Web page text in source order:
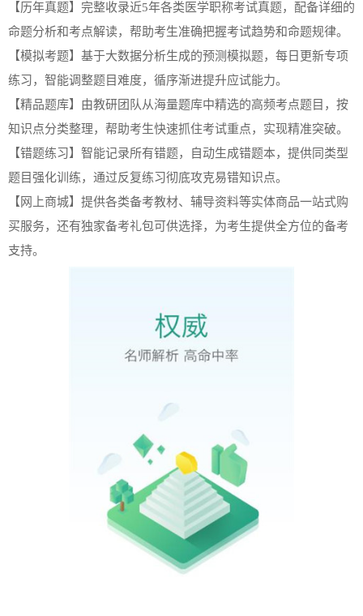
【历年真题】完整收录近5年各类医学职称考试真题，配备详细的
命题分析和考点解读，帮助考生准确把握考试趋势和命题规律。
【模拟考题】基于大数据分析生成的预测模拟题，每日更新专项
练习，智能调整题目难度，循序渐进提升应试能力。
【精品题库】由教研团队从海量题库中精选的高频考点题目，按
知识点分类整理，帮助考生快速抓住考试重点，实现精准突破。
【错题练习】智能记录所有错题，自动生成错题本，提供同类型
题目强化训练，通过反复练习彻底攻克易错知识点。
【网上商城】提供各类备考教材、辅导资料等实体商品一站式购
买服务，还有独家备考礼包可供选择，为考生提供全方位的备考
支持。